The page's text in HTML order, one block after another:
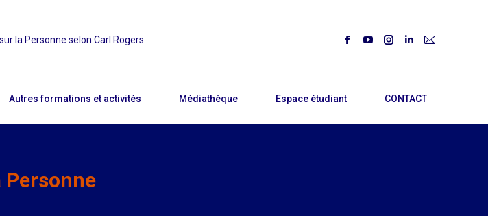
la Personne selon Carl Rogers.
Autres formations et activités Médiathèque Espace étudiant CONTACT
Personne